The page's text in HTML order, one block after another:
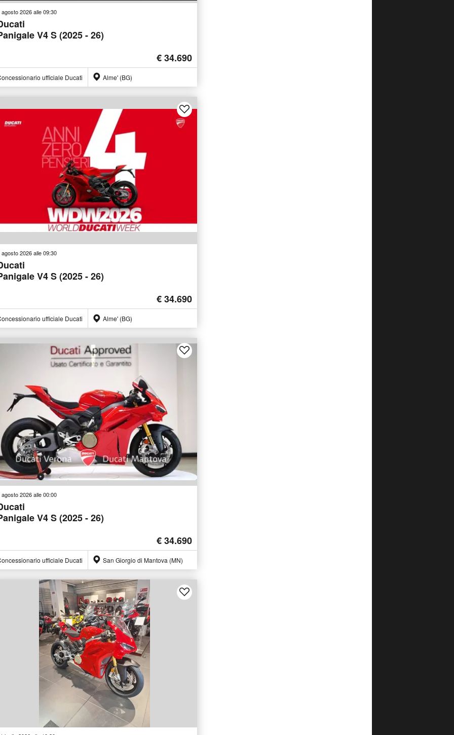
agosto 2026 alle 09:30
V4 S (2025 - 26)
€ 34.690
ufficiale Ducati Alme' (BG)
agosto 2026 alle 09:30
V4 S (2025 - 26)
€ 34.690
ufficiale Ducati Alme' (BG)
agosto 2026 alle 00:00
V4 S (2025 - 26)
€ 34.690
ufficiale Ducati San Giorgio di Mantova (MN)